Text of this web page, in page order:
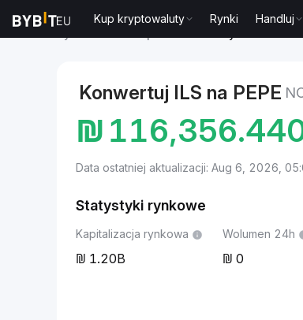
Kup kryptowaluty Rynki Handluj
Konwertuj ILS na PEPE
₪
Data ostatniej aktualizacji: Aug 6, 2026,
Statystyki rynkowe
Kapitalizacja rynkowa
1.20B
Wolumen 24h
0